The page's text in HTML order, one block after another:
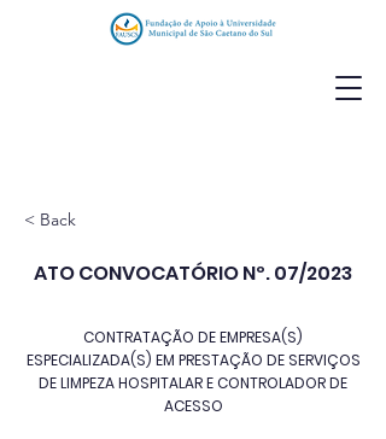
< Back
ATO CONVOCATÓRIO Nº. 07/2023
CONTRATAÇÃO DE EMPRESA(S)
ESPECIALIZADA(S) EM PRESTAÇÃO DE SERVIÇOS
DE LIMPEZA HOSPITALAR E CONTROLADOR DE
ACESSO